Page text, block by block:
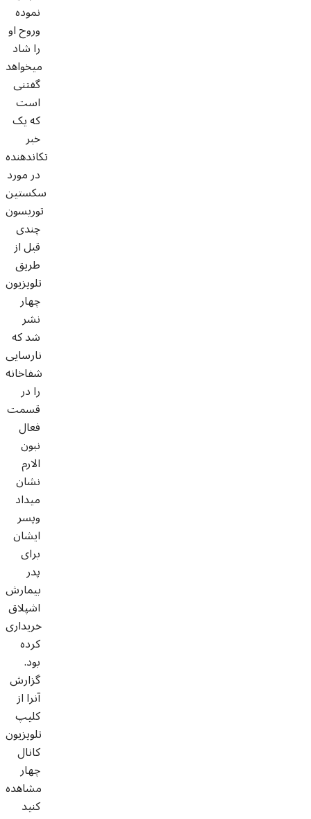
نموده
وروح او
را شاد
گفتنی
است
که یک
خبر
تکاندهنده
در مورد
سکستین
توریسون
چندی
قبل از
طریق
تلویزیون
چهار
نشر
شد که
نارسایی
شفاخانه
را در
قسمت
فعال
نبون
الارم
نشان
میداد
وپسر
ایشان
برای
پدر
بیمارش
اشپلاق
خریداری
کرده
بود.
گزارش
آنرا از
کلیپ
تلویزیون
کانال
چهار
مشاهده
کنید